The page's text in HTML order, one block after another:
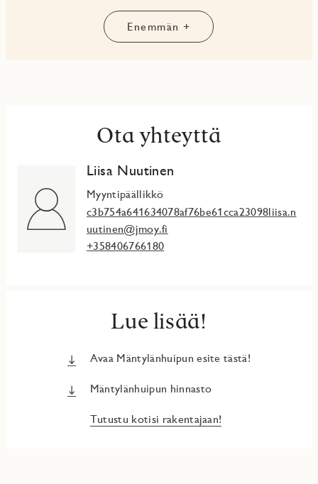
Enemmän +
Ota yhteyttä
Liisa Nuutinen
Myyntipäällikkö
c3b754a641634078af76be61cca23098liisa.n
uutinen@jmoy.fi
+358406766180
Lue lisää!
Avaa Mäntylänhuipun esite tästä!
Mäntylänhuipun hinnasto
Tutustu kotisi rakentajaan!